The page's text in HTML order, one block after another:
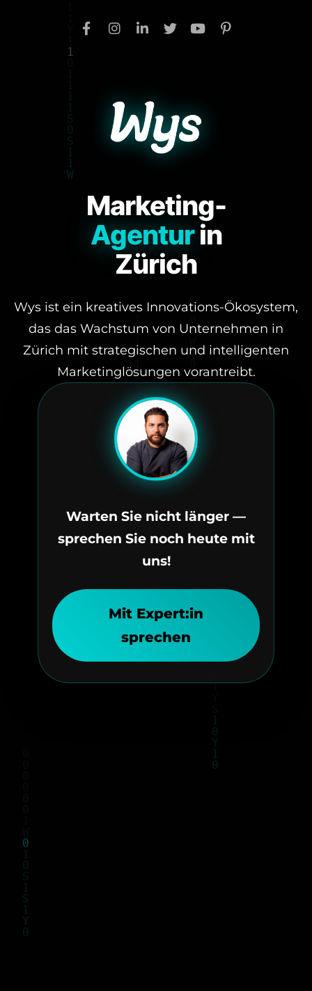
Marketing-
Agenturin
Zürich
Wys ist ein kreatives Innovations-Ökosystem,
das das Wachstum von Unternehmen in
Zürich mit strategischen und intelligenten
Marketinglösungen vorantreibt.
Warten Sie nicht länger —
sprechen Sie noch heute mit
uns!
Mit Expert:in
sprechen